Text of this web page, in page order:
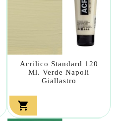
Acrilico Standard 120
Ml. Verde Napoli
Giallastro
